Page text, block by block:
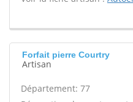
Forfait pierre Courtry
Artisan
Département: 77